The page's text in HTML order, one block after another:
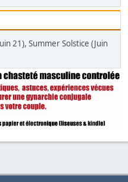
21), Summer Solstice (Juin